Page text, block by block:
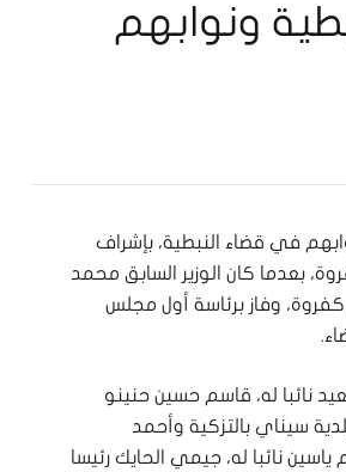
ونوابهم
في قضاء النبطية، بإشراف
بعدما كان الوزير السابق محمد
آنذاك، بإنشاء بلدية في كفروة، وفاز برئاسة أول مجلس
نائبا له، قاسم حسين حنينو
سيناي بالتزكية وأحمد
نائبا له، جيمي الحايك رئيسا